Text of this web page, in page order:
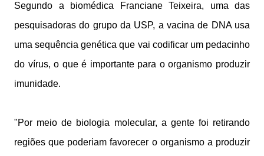
Segundo a biomédica Franciane Teixeira, uma das
pesquisadoras do grupo da USP, a vacina de DNA usa
uma sequência genética que vai codificar um pedacinho
do vírus, o que é importante para o organismo produzir
imunidade.
"Por meio de biologia molecular, a gente foi retirando
regiões que poderiam favorecer o organismo a produzir